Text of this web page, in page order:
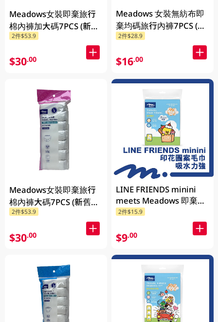
Meadows女裝即棄旅行
棉內褲加大碼7PCS (新舊
包裝隨機發貨)
2件$53.9
$30.00
Meadows女裝即棄旅行
棉內褲大碼7PCS (新舊包
裝隨機發貨)
2件$53.9
$30.00
Meadows 女裝無紡布即
棄均碼旅行內褲7PCS (新
舊包裝隨機發貨)
2件$28.9
$16.00
LINE FRIENDS minini
meets Meadows 即棄旅
行面巾 2件
2件$15.9
$9.00